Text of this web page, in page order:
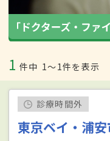
1 件中 1〜1件を表示
診療時間外
東京ベイ・浦